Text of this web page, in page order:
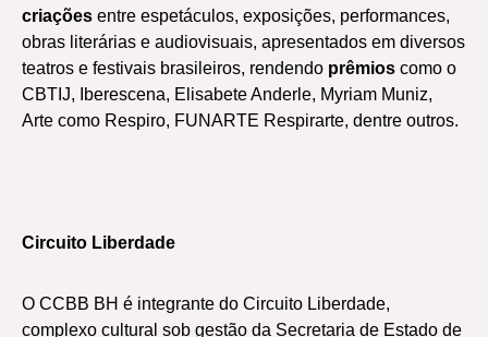
criações entre espetáculos, exposições, performances,
obras literárias e audiovisuais, apresentados em diversos
teatros e festivais brasileiros, rendendo prêmios como o
CBTIJ, Iberescena, Elisabete Anderle, Myriam Muniz,
Arte como Respiro, FUNARTE Respirarte, dentre outros.
Circuito Liberdade
O CCBB BH é integrante do Circuito Liberdade,
complexo cultural sob gestão da Secretaria de Estado de